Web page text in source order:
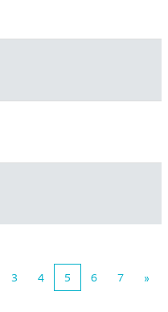
3 4 5 6 7 »